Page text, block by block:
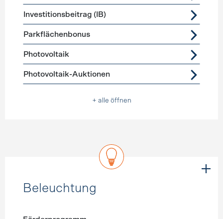
Investitionsbeitrag (IB)
Parkflächenbonus
Photovoltaik
Photovoltaik-Auktionen
+ alle öffnen
Beleuchtung